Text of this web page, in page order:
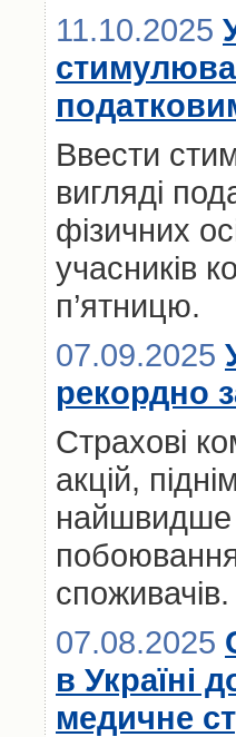
11.10.2025
Ввести
вигляді
фізичних
учасників
п’ятницю.
07.09.2025
рекордно
Страхові
акцій,
найшвидше
споживачів.
07.08.2025
в Україні
медичне